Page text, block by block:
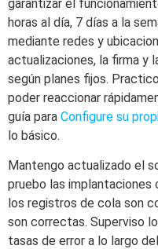
garantizar el
horas al día, 7 días a la
mediante redes y
actualizaciones, la firma y
según planes fijos.
poder reaccionar
guía para Configure su
lo básico.
Mantengo actualizado el
pruebo las implantaciones
los registros de cola son
son correctas. Superviso
tasas de error a lo largo